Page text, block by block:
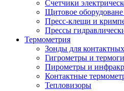
Счетчики
Щитовое
Пресс-клещи и
Прессы
Термометрия
Зонды для
Гигрометры и
Пирометры и
Контактные
Тепловизоры